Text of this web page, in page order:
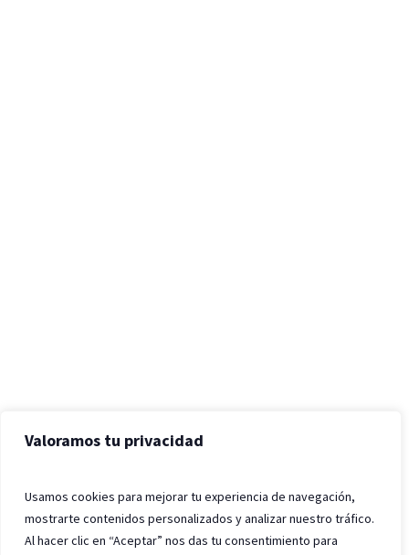
Valoramos tu privacidad
Usamos cookies para mejorar tu experiencia de navegación,
mostrarte contenidos personalizados y analizar nuestro tráfico.
Al hacer clic en “Aceptar” nos das tu consentimiento para